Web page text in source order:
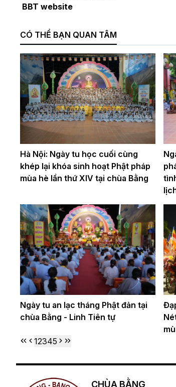
BBT website
CÓ THỂ BẠN QUAN TÂM
Hà Nội: Ngày tu học cuối cùng
khép lại khóa sinh hoạt Phật pháp
mùa hè lần thứ XIV tại chùa Bằng
Ngày tu an lạc tháng Phật đản tại
chùa Bằng - Linh Tiên tự
12345
CHÙA BẰNG